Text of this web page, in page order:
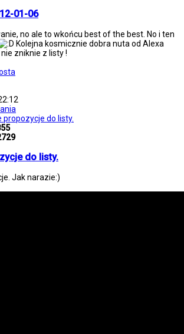
01-06
no ale to wkońcu best of the best. No i ten
Kolejna kosmicznie dobra nuta od Alexa
zniknie z listy !
propozycje do listy.
do listy.
Jak narazie:)